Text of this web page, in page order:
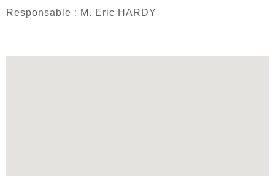
Responsable : M. Eric HARDY